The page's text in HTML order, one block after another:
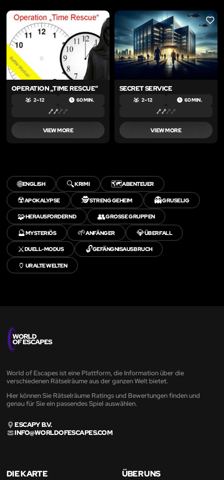
LIKE
OPERATION „TIME RESCUE“
2 – 12 60 MIN.
VIEW MORE
LIKE
SECRET SERVICE
2 – 12 60 MIN.
VIEW MORE
🌐ENGLISH 🔍KRIMI 🗺️ABENTEUER
☢️APOKALYPSE 🕵️STRENG GEHEIM 👻GRUSELIG
🧩HERAUSFORDERND 👥GROSSE GRUPPEN
🔮MYSTERIÖS 🌱ANFÄNGER 💎ÜBERFALL
⚔️DUELL-MODUS 🔓GEFÄNGNISAUSBRUCH
🏺 URALTE WELTEN
World of Escapes ist eine Plattform, die Information über die
verschiedenen Rätselräume aus der ganzen Welt bietet.
Hier können Sie Rätselräume Ratings und Bewertungen finden und
genau für Sie ein passendes Spiel auswählen.
ESCAPY B.V.
INFO@WORLDOFESCAPES.COM
DIE KARTE ÜBER UNS